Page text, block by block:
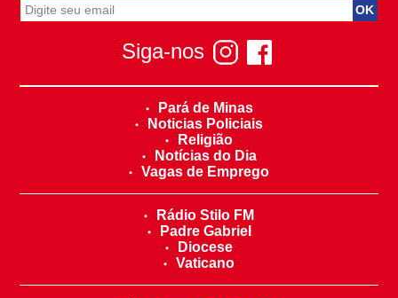
Siga-nos
Pará de Minas
Noticias Policiais
Religião
Notícias do Dia
Vagas de Emprego
Rádio Stilo FM
Padre Gabriel
Diocese
Vaticano